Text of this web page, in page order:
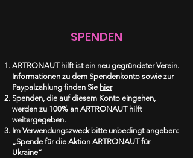
SPENDEN
ARTRONAUT hilft ist ein neu gegründeter Verein.
Informationen zu dem Spendenkonto sowie zur
Paypalzahlung finden Sie hier
Spenden, die auf diesem Konto eingehen,
werden zu 100% an ARTRONAUT hilft
weitergegeben.
Im Verwendungszweck bitte unbedingt angeben:
„Spende für die Aktion ARTRONAUT für
Ukraine“